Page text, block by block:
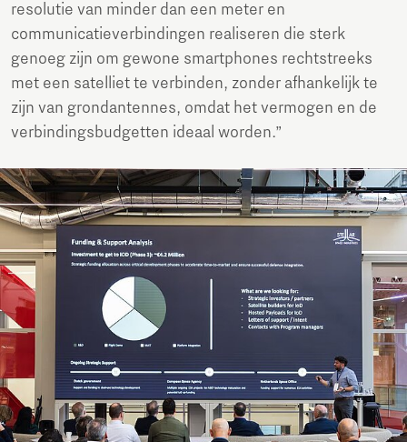
resolutie van minder dan een meter en
communicatieverbindingen realiseren die sterk
genoeg zijn om gewone smartphones rechtstreeks
met een satelliet te verbinden, zonder afhankelijk te
zijn van grondantennes, omdat het vermogen en de
verbindingsbudgetten ideaal worden.”